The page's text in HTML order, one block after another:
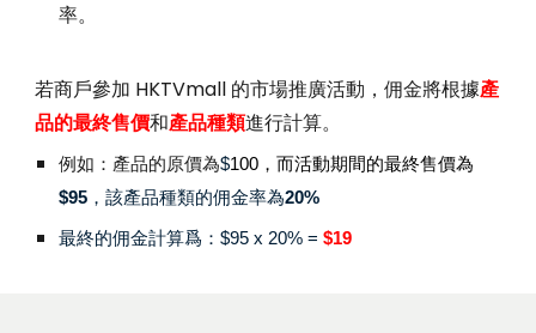
率。
若商戶參加 HKTVmall 的市場推廣活動，佣金將根據產
品的最終售價和產品種類進行計算。
例如：產品的原價為$100，而活動期間的最終售價為
$95 ，該產品種類的佣金率為20%
最終的佣金計算爲：$95 x 20% =$19